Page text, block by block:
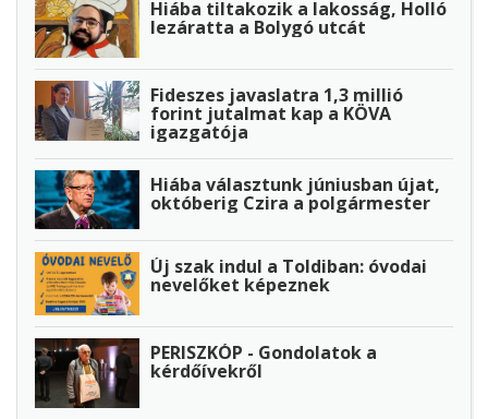
Hiába tiltakozik a lakosság, Holló
lezáratta a Bolygó utcát
Fideszes javaslatra 1,3 millió
forint jutalmat kap a KÖVA
igazgatója
Hiába választunk júniusban újat,
októberig Czira a polgármester
Új szak indul a Toldiban: óvodai
nevelőket képeznek
PERISZKÓP - Gondolatok a
kérdőívekről